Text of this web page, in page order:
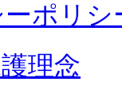
ポリシ
理念